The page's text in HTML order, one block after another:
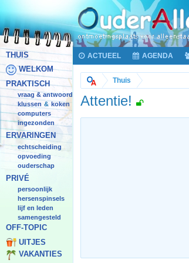
THUIS
WELKOM
PRAKTISCH
vraag & antwoord
klussen & koken
computers
ingezonden
ERVARINGEN
echtscheiding
opvoeding
ouderschap
PRIVÉ
persoonlijk
hersenspinsels
lijf en leden
samengesteld
OFF-TOPIC
UITJES
VAKANTIES
ACTUEEL AGENDA
Thuis
Attentie!